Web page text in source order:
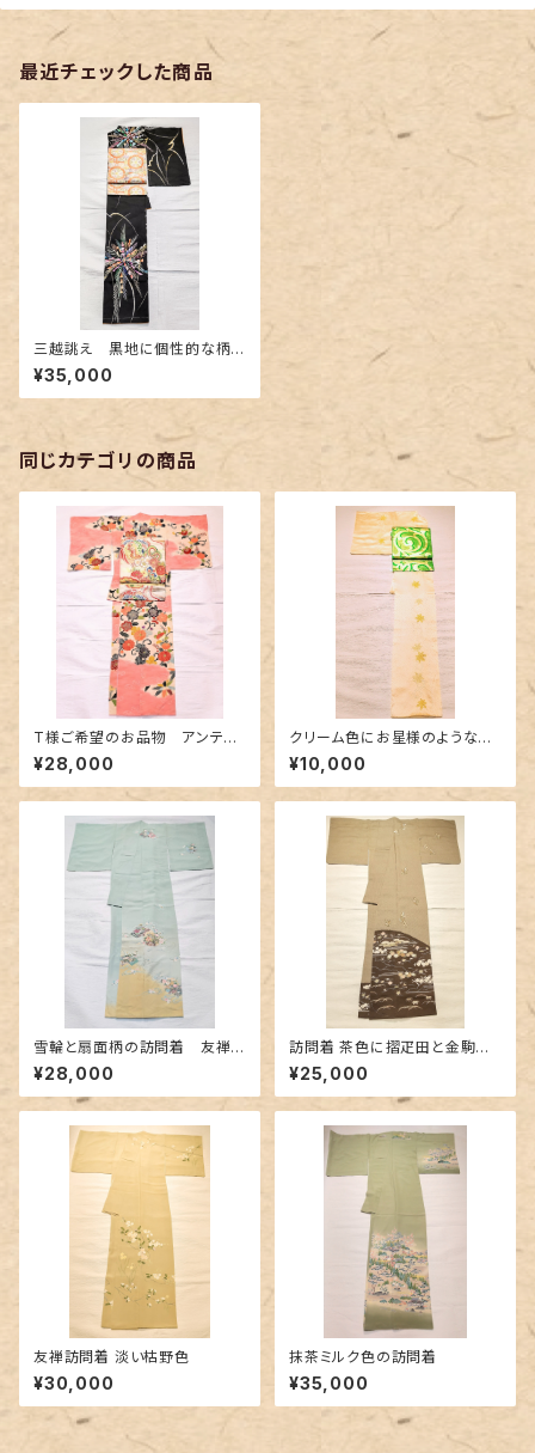
最近チェックした商品
三越誂え 黒地に個性的な柄
の訪問着
¥35,000
同じカテゴリの商品
T様ご希望のお品物 アンティ
ーク訪問着 美しい刺繍
¥28,000
クリーム色にお星様のような絞
り
¥10,000
雪輪と扇面柄の訪問着 友禅
に金駒刺繍
¥28,000
訪問着 茶色に摺疋田と金駒刺
繍
¥25,000
友禅訪問着 淡い枯野色
¥30,000
抹茶ミルク色の訪問着
¥35,000